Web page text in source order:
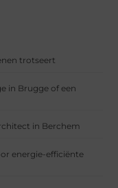
trotseert
in Brugge of een
in Berchem
energie-efficiënte